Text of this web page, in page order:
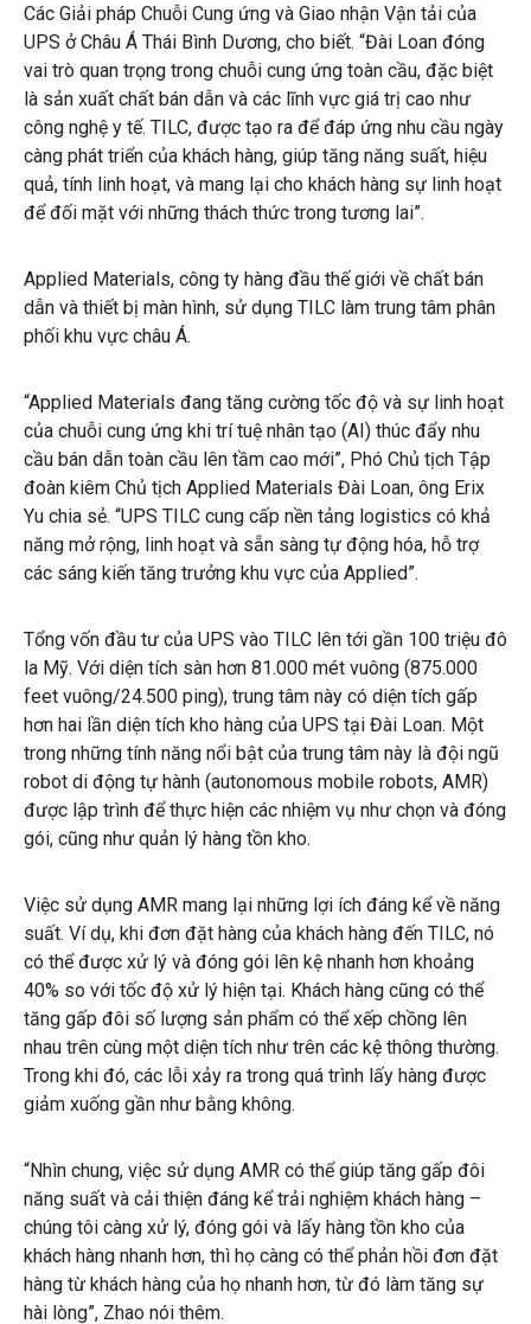
Các Giải pháp Chuỗi Cung ứng và Giao nhận Vận tải của
UPS ở Châu Á Thái Bình Dương, cho biết. “Đài Loan đóng
vai trò quan trọng trong chuỗi cung ứng toàn cầu, đặc biệt
là sản xuất chất bán dẫn và các lĩnh vực giá trị cao như
công nghệ y tế. TILC, được tạo ra để đáp ứng nhu cầu ngày
càng phát triển của khách hàng, giúp tăng năng suất, hiệu
quả, tính linh hoạt, và mang lại cho khách hàng sự linh hoạt
để đối mặt với những thách thức trong tương lai”.
Applied Materials, công ty hàng đầu thế giới về chất bán
dẫn và thiết bị màn hình, sử dụng TILC làm trung tâm phân
phối khu vực châu Á.
“Applied Materials đang tăng cường tốc độ và sự linh hoạt
của chuỗi cung ứng khi trí tuệ nhân tạo (AI) thúc đẩy nhu
cầu bán dẫn toàn cầu lên tầm cao mới”, Phó Chủ tịch Tập
đoàn kiêm Chủ tịch Applied Materials Đài Loan, ông Erix
Yu chia sẻ. “UPS TILC cung cấp nền tảng logistics có khả
năng mở rộng, linh hoạt và sẵn sàng tự động hóa, hỗ trợ
các sáng kiến ​​tăng trưởng khu vực của Applied”.
Tổng vốn đầu tư của UPS vào TILC lên tới gần 100 triệu đô
la Mỹ. Với diện tích sàn hơn 81.000 mét vuông (875.000
feet vuông/24.500 ping), trung tâm này có diện tích gấp
hơn hai lần diện tích kho hàng của UPS tại Đài Loan. Một
trong những tính năng nổi bật của trung tâm này là đội ngũ
robot di động tự hành (autonomous mobile robots, AMR)
được lập trình để thực hiện các nhiệm vụ như chọn và đóng
gói, cũng như quản lý hàng tồn kho.
Việc sử dụng AMR mang lại những lợi ích đáng kể về năng
suất. Ví dụ, khi đơn đặt hàng của khách hàng đến TILC, nó
có thể được xử lý và đóng gói lên kệ nhanh hơn khoảng
40% so với tốc độ xử lý hiện tại. Khách hàng cũng có thể
tăng gấp đôi số lượng sản phẩm có thể xếp chồng lên
nhau trên cùng một diện tích như trên các kệ thông thường.
Trong khi đó, các lỗi xảy ra trong quá trình lấy hàng được
giảm xuống gần như bằng không.
“Nhìn chung, việc sử dụng AMR có thể giúp tăng gấp đôi
năng suất và cải thiện đáng kể trải nghiệm khách hàng –
chúng tôi càng xử lý, đóng gói và lấy hàng tồn kho của
khách hàng nhanh hơn, thì họ càng có thể phản hồi đơn đặt
hàng từ khách hàng của họ nhanh hơn, từ đó làm tăng sự
hài lòng”, Zhao nói thêm.